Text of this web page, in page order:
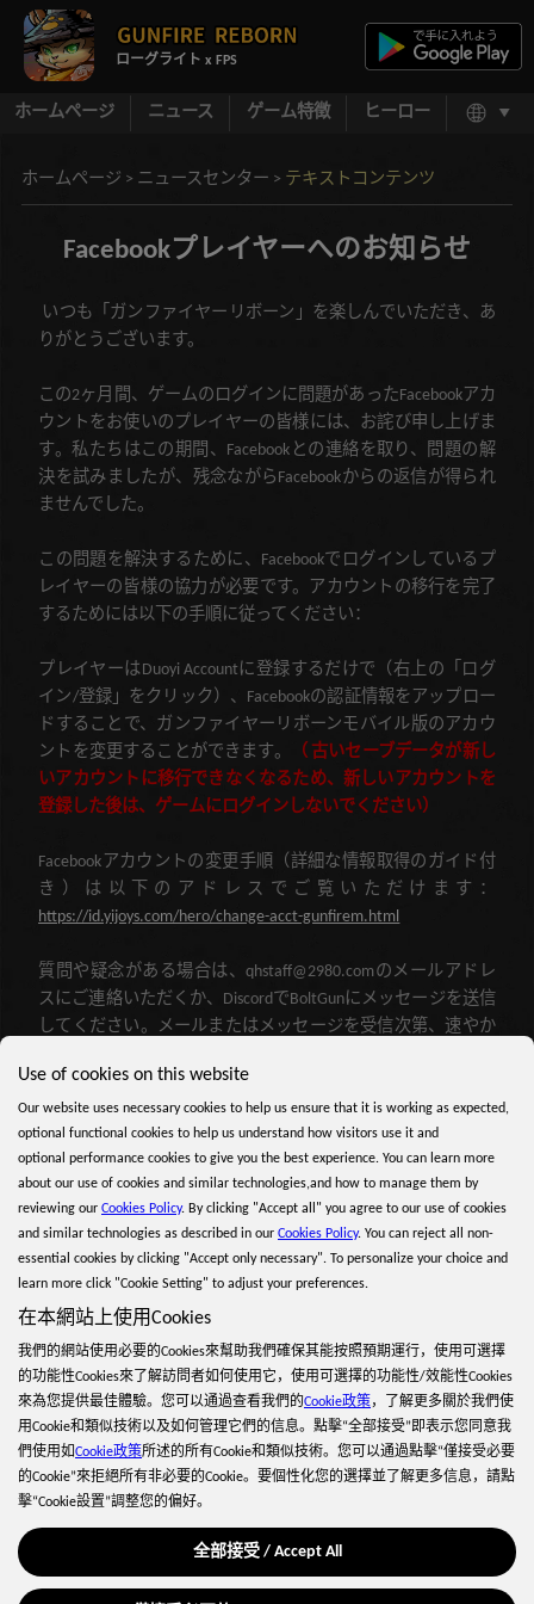
ローグライト x FPS
ホームページ ニュース ゲーム特徴 ヒーロー
ホームページ > ニュースセンター > テキストコンテンツ
Facebookプレイヤーへのお知らせ
いつも「ガンファイヤーリボーン」を楽しんでいただき、あ
りがとうございます。
この2ヶ月間、ゲームのログインに問題があったFacebookアカ
ウントをお使いのプレイヤーの皆様には、お詫び申し上げま
す。私たちはこの期間、Facebookとの連絡を取り、問題の解
決を試みましたが、残念ながらFacebookからの返信が得られ
ませんでした。
この問題を解決するために、Facebookでログインしているプ
レイヤーの皆様の協力が必要です。アカウントの移行を完了
するためには以下の手順に従ってください：
プレイヤーはDuoyi Accountに登録するだけで（右上の「ログ
イン/登録」をクリック）、Facebookの認証情報をアップロー
ドすることで、ガンファイヤーリボーンモバイル版のアカウ
ントを変更することができます。
（古いセーブデータが新し
いアカウントに移行できなくなるため、新しいアカウントを
登録した後は、ゲームにログインしないでください）
Facebookアカウントの変更手順（詳細な情報取得のガイド付
き）は以下のアドレスでご覧いただけます：
https://id.yijoys.com/hero/change-acct-gunfirem.html
質問や疑念がある場合は、qhstaff@2980.comのメールアドレ
スにご連絡いただくか、DiscordでBoltGunにメッセージを送信
してください。メールまたはメッセージを受信次第、速やか
前へ： Gunfire Reborn Mobile Spring Festival Update Preview
次へ： 10月13日アップデートのお知らせ
Gunfire Rebornについて
Gunfire Rebornは、FPS、Roguelite、RPG内容を備えたアドベンチャー
レベルのゲームです。プレイヤーはさまざまな能力を持つヒーロー
を操作して、さまざまな成長やゲームプレイを体験したり、ランダ
ムにドロップした武器を使用してランダムな世界で冒険したりでき
ます。このゲームは、シングルプレイもでき、または最大4人の協
力プレイもできます。
Use of cookies on this website
Our website uses necessary cookies to help us ensure that it is working as expected,
optional functional cookies to help us understand how visitors use it and
optional performance cookies to give you the best experience. You can learn more
about our use of cookies and similar technologies,and how to manage them by
reviewing our Cookies Policy. By clicking "Accept all" you agree to our use of cookies
and similar technologies as described in our Cookies Policy. You can reject all non-
essential cookies by clicking "Accept only necessary". To personalize your choice and
learn more click "Cookie Setting" to adjust your preferences.
在本網站上使用Cookies
我們的網站使用必要的Cookies來幫助我們確保其能按照預期運行，使用可選擇
的功能性Cookies來了解訪問者如何使用它，使用可選擇的功能性/效能性Cookies
來為您提供最佳體驗。您可以通過查看我們的Cookie政策，了解更多關於我們使
用Cookie和類似技術以及如何管理它們的信息。點擊“全部接受”即表示您同意我
們使用如Cookie政策所述的所有Cookie和類似技術。您可以通過點擊“僅接受必要
的Cookie”來拒絕所有非必要的Cookie。要個性化您的選擇並了解更多信息，請點
擊“Cookie設置”調整您的偏好。
全部接受 / Accept All